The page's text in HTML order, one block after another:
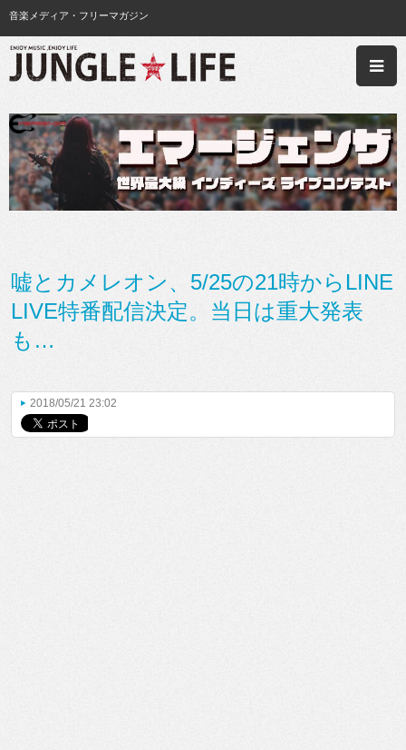
音楽メディア・フリーマガジン
嘘とカメレオン、5/25の21時からLINE
LIVE特番配信決定。当日は重大発表
も…
2018/05/21 23:02